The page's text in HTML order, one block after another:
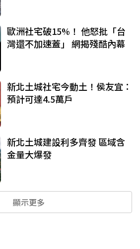
歐洲社宅破15%！ 他怒批「台
灣還不加速蓋」 網揭殘酷內幕
新北土城社宅今動土！侯友宜：
預計可達4.5萬戶
新北土城建設利多齊發 區域含
金量大爆發
顯示更多